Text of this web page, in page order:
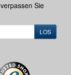
Sie
LOS